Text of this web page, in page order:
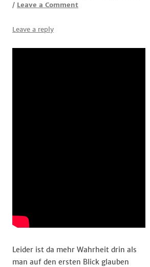
/ Leave a Comment
Leave a reply
Leider ist da mehr Wahrheit drin als
man auf den ersten Blick glauben